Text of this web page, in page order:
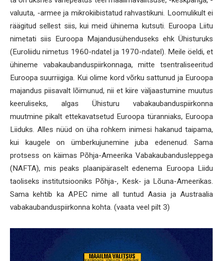
valuuta, -armee ja mikrokiibistatud rahvastikuni. Loomulikult ei
räägitud sellest siis, kui meid ühinema kutsuti. Euroopa Liitu
nimetati siis Euroopa Majandusühenduseks ehk Ühisturuks
(Euroliidu nimetus 1960-ndatel ja 1970-ndatel). Meile öeldi, et
ühineme vabakaubanduspiirkonnaga, mitte tsentraliseeritud
Euroopa suurriigiga. Kui olime kord võrku sattunud ja Euroopa
majandus piisavalt lõimunud, nii et kiire väljaastumine muutus
keeruliseks, algas Ühisturu vabakaubanduspiirkonna
muutmine pikalt ettekavatsetud Euroopa türanniaks, Euroopa
Liiduks. Alles nüüd on üha rohkem inimesi hakanud taipama,
kui kaugele on ümberkujunemine juba edenenud. Sama
protsess on käimas Põhja-Ameerika Vabakaubandusleppega
(NAFTA), mis peaks plaanipäraselt edenema Euroopa Liidu
taoliseks institutsiooniks Põhja-, Kesk- ja Lõuna-Ameerikas.
Sama kehtib ka APEC nime all tuntud Aasia ja Austraalia
vabakaubanduspiirkonna kohta. (vaata veel pilt 3)